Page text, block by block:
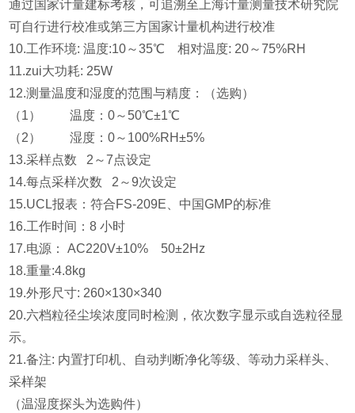
通过国家计量建标考核，可追溯至上海计量测量技术研究院
可自行进行校准或第三方国家计量机构进行校准
10.工作环境: 温度:10～35℃ 相对温度: 20～75%RH
11.zui大功耗: 25W
12.测量温度和湿度的范围与精度：（选购）
（1） 温度：0～50℃±1℃
（2） 湿度：0～100%RH±5%
13.采样点数 2～7点设定
14.每点采样次数 2～9次设定
15.UCL报表：符合FS-209E、中国GMP的标准
16.工作时间：8 小时
17.电源： AC220V±10% 50±2Hz
18.重量:4.8kg
19.外形尺寸: 260×130×340
20.六档粒径尘埃浓度同时检测，依次数字显示或自选粒径显
示。
21.备注: 内置打印机、自动判断净化等级、等动力采样头、
采样架
（温湿度探头为选购件）